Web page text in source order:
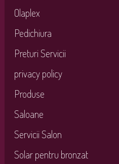
Olaplex
Pedichiura
Preturi Servicii
privacy policy
Produse
Saloane
Servicii Salon
Solar pentru bronzat